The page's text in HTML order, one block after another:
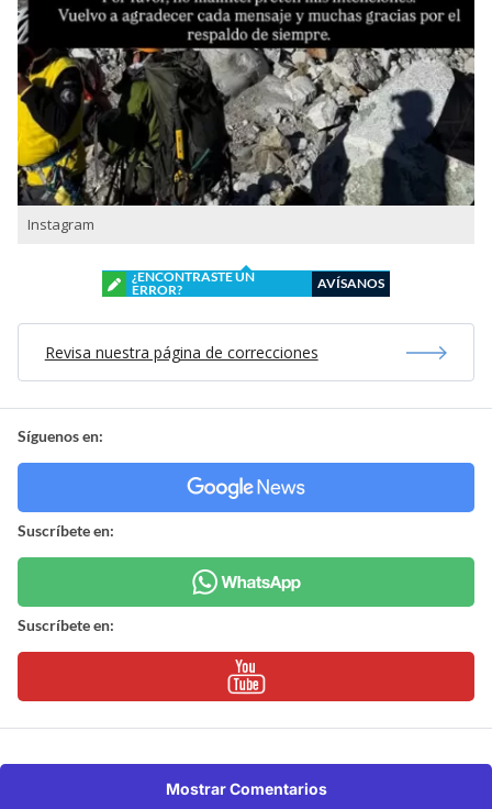
Instagram
¿ENCONTRASTE UN
ERROR?
AVÍSANOS
Revisa nuestra página de correcciones
Síguenos en:
Suscríbete en:
Suscríbete en:
Mostrar Comentarios